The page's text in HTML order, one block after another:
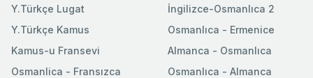
Y.Türkçe Lugat
Y.Türkçe Kamus
İngilizce-Osmanlıca 2
Osmanlıca - Ermenice
Kamus-u Fransevi
Osmanlica - Fransızca
Almanca - Osmanlıca
Osmanlıca - Almanca